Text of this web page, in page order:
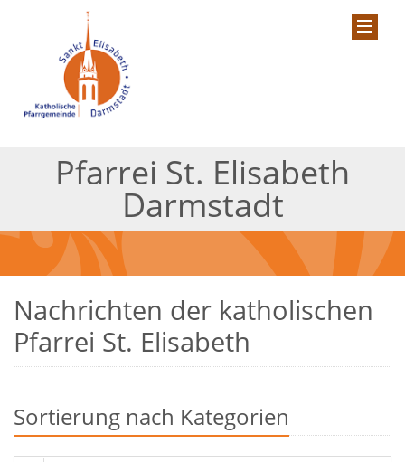
Pfarrei St. Elisabeth
Darmstadt
Nachrichten der katholischen
Pfarrei St. Elisabeth
Sortierung nach Kategorien